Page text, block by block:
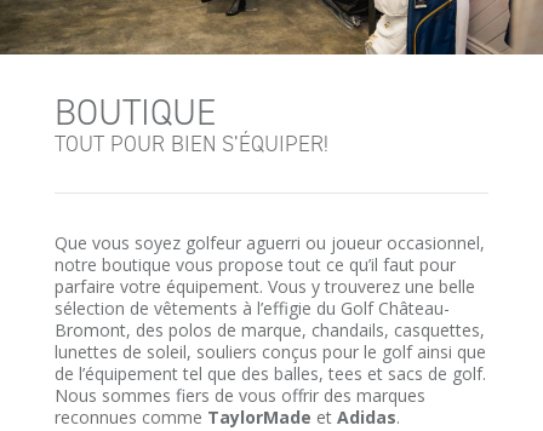
BOUTIQUE
TOUT POUR BIEN S’ÉQUIPER!
Que vous soyez golfeur aguerri ou joueur occasionnel,
notre boutique vous propose tout ce qu’il faut pour
parfaire votre équipement. Vous y trouverez une belle
sélection de vêtements à l’effigie du Golf Château-
Bromont, des polos de marque, chandails, casquettes,
lunettes de soleil, souliers conçus pour le golf ainsi que
de l’équipement tel que des balles, tees et sacs de golf.
Nous sommes fiers de vous offrir des marques
reconnues comme TaylorMade et Adidas.